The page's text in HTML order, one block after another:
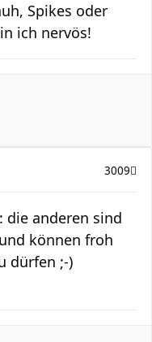
Spikes oder
ich nervös!
3009
die anderen sind
können froh
dürfen ;-)